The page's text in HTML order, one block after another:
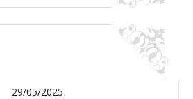
29/05/2025